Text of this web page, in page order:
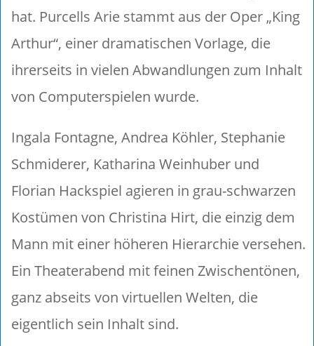
hat. Purcells Arie stammt aus der Oper „King
Arthur“, einer dramatischen Vorlage, die
ihrerseits in vielen Abwandlungen zum Inhalt
von Computerspielen wurde.
Ingala Fontagne, Andrea Köhler, Stephanie
Schmiderer, Katharina Weinhuber und
Florian Hackspiel agieren in grau-schwarzen
Kostümen von Christina Hirt, die einzig dem
Mann mit einer höheren Hierarchie versehen.
Ein Theaterabend mit feinen Zwischentönen,
ganz abseits von virtuellen Welten, die
eigentlich sein Inhalt sind.